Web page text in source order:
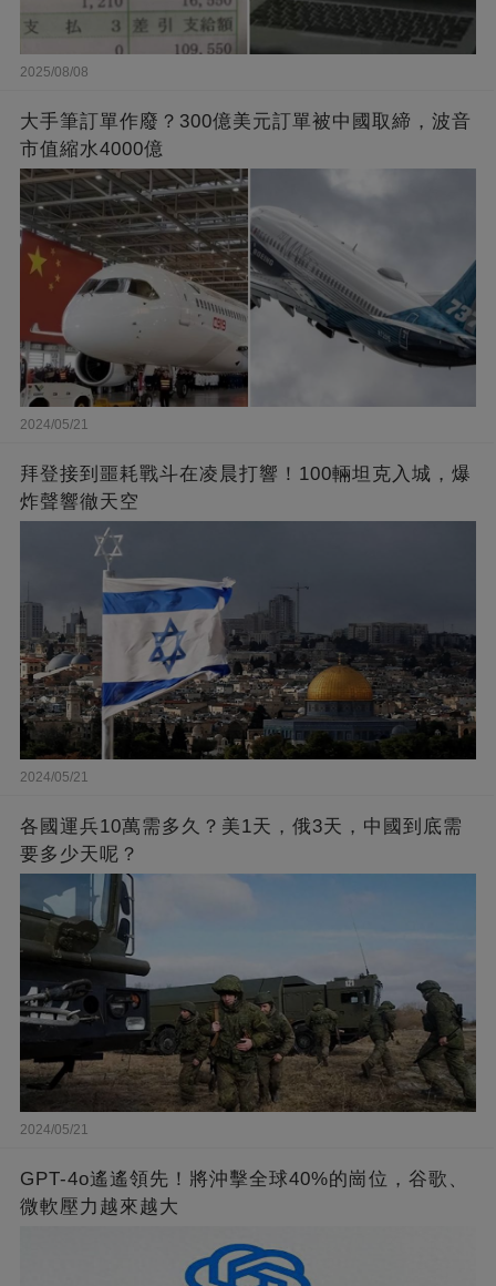
2025/08/08
大手筆訂單作廢？300億美元訂單被中國取締，波音
市值縮水4000億
2024/05/21
拜登接到噩耗戰斗在凌晨打響！100輛坦克入城，爆
炸聲響徹天空
2024/05/21
各國運兵10萬需多久？美1天，俄3天，中國到底需
要多少天呢？
2024/05/21
GPT-4o遙遙領先！將沖擊全球40%的崗位，谷歌、
微軟壓力越來越大